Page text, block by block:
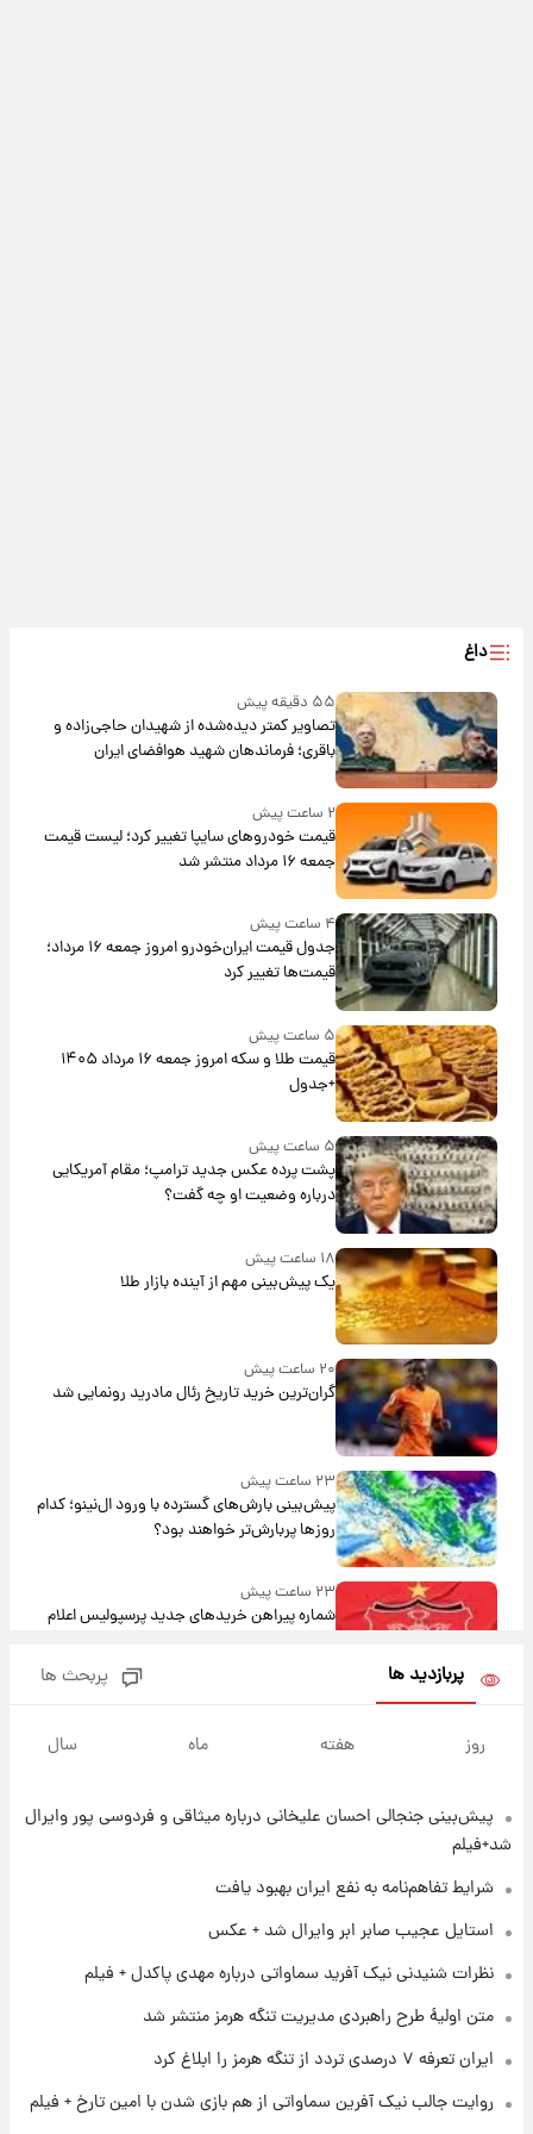
داغ
۵۵ دقیقه پیش
تصاویر کمتر دیده‌شده از شهیدان حاجی‌زاده و
باقری؛ فرماندهان شهید هوافضای ایران
۲ ساعت پیش
قیمت خودروهای سایپا تغییر کرد؛ لیست قیمت
جمعه ۱۶ مرداد منتشر شد
۴ ساعت پیش
جدول قیمت ایران‌خودرو امروز جمعه ۱۶ مرداد؛
قیمت‌ها تغییر کرد
۵ ساعت پیش
قیمت طلا و سکه امروز جمعه ۱۶ مرداد ۱۴۰۵
+جدول
۵ ساعت پیش
پشت پرده عکس جدید ترامپ؛ مقام آمریکایی
درباره وضعیت او چه گفت؟
۱۸ ساعت پیش
یک پیش‌بینی مهم از آینده بازار طلا
۲۰ ساعت پیش
گران‌ترین خرید تاریخ رئال مادرید رونمایی شد
۲۳ ساعت پیش
پیش‌بینی بارش‌های گسترده با ورود ال‌نینو؛ کدام
روزها پربارش‌تر خواهند بود؟
۲۳ ساعت پیش
شماره پیراهن خریدهای جدید پرسپولیس اعلام
شد+فیلم
۱ روز پیش
۱ روز پیش
شارژ جدید کالابرگ برای سه دهک؛ جزئیات اعلام
پربازدید ها پربحث ها
روز هفته ماه سال
پیش‌بینی جنجالی احسان علیخانی درباره میثاقی و فردوسی پور وایرال
شد+فیلم
شرایط تفاهم‌نامه به نفع ایران بهبود یافت
استایل عجیب صابر ابر وایرال شد + عکس
نظرات شنیدنی نیک آفرید سماواتی درباره مهدی پاکدل + فیلم
متن اولیۀ طرح راهبردی مدیریت تنگه هرمز منتشر شد
ایران تعرفه ۷ درصدی تردد از تنگه هرمز را ابلاغ کرد
روایت جالب نیک آفرین سماواتی از هم بازی شدن با امین تارخ + فیلم